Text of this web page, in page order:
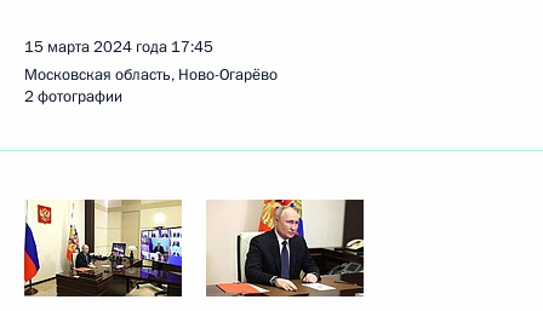
15 марта 2024 года 17:45
Московская область, Ново-Огарёво
2 фотографии